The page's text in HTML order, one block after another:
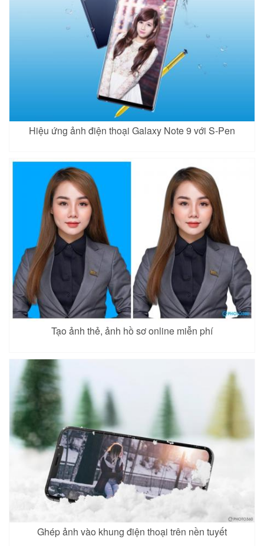
Hiệu ứng ảnh điện thoại Galaxy Note 9 với S-Pen
Tạo ảnh thẻ, ảnh hồ sơ online miễn phí
Ghép ảnh vào khung điện thoại trên nền tuyết